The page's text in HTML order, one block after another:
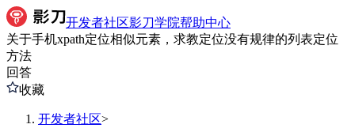
开发者社区影刀学院帮助中心
关于手机xpath定位相似元素，求教定位没有规律的列表定位
方法
回答
收藏
开发者社区>